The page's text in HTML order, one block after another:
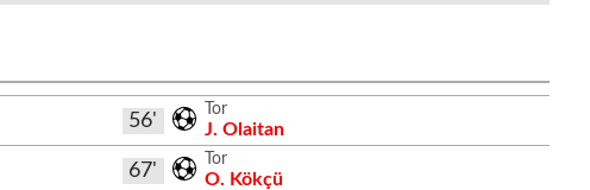
56'
Tor
J. Olaitan
67'
Tor
O. Kökçü